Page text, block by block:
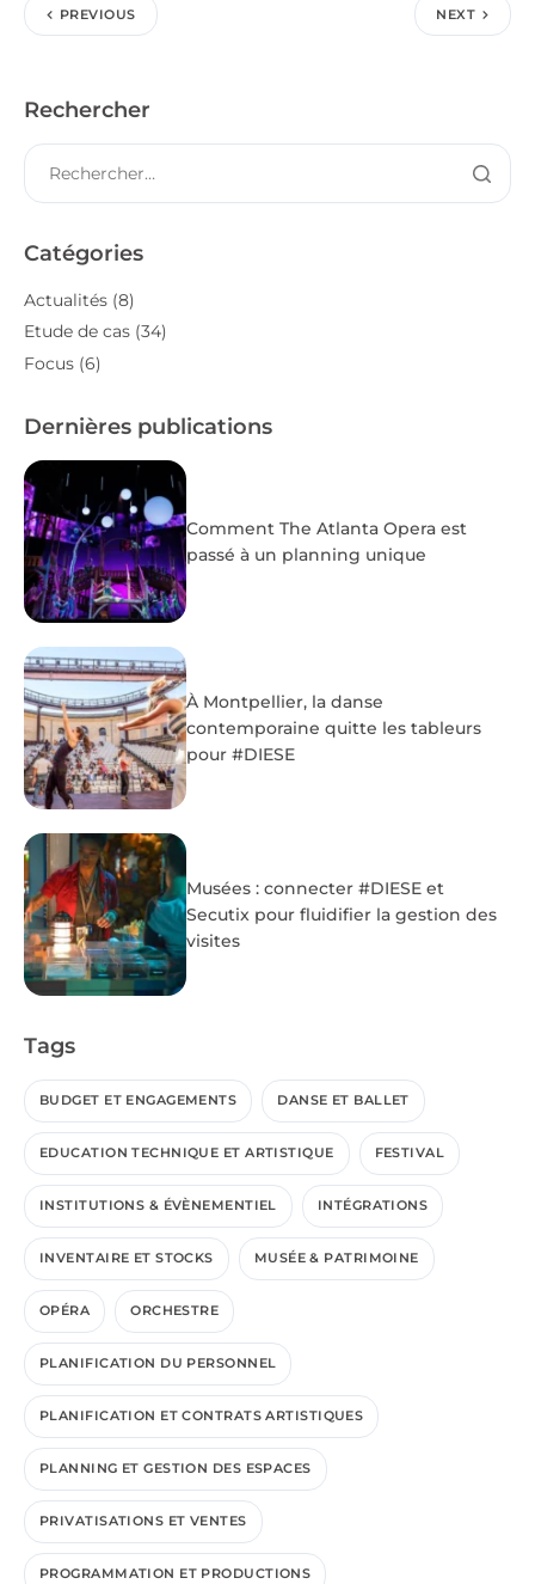
PREVIOUS NEXT
Rechercher
Catégories
Actualités (8)
Etude de cas (34)
Focus (6)
Dernières publications
Comment The Atlanta Opera est
passé à un planning unique
À Montpellier, la danse
contemporaine quitte les tableurs
pour #DIESE
Musées : connecter #DIESE et
Secutix pour fluidifier la gestion des
visites
Tags
BUDGET ET ENGAGEMENTS DANSE ET BALLET
EDUCATION TECHNIQUE ET ARTISTIQUE FESTIVAL
INSTITUTIONS & ÉVÈNEMENTIEL INTÉGRATIONS
INVENTAIRE ET STOCKS MUSÉE & PATRIMOINE
OPÉRA ORCHESTRE
PLANIFICATION DU PERSONNEL
PLANIFICATION ET CONTRATS ARTISTIQUES
PLANNING ET GESTION DES ESPACES
PRIVATISATIONS ET VENTES
PROGRAMMATION ET PRODUCTIONS